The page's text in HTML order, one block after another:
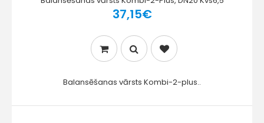
37,15€
Balansēšanas vārsts Kombi-2-plus..